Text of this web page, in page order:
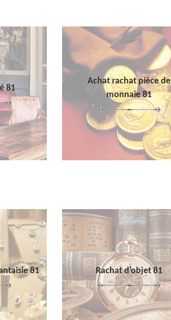
81
Achat rachat pièce de
monnaie 81
81 Rachat d'objet 81